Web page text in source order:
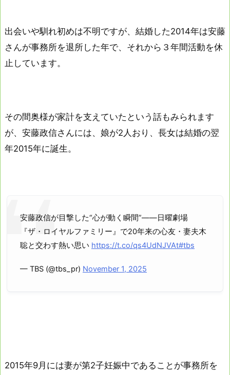
出会いや馴れ初めは不明ですが、結婚した2014年は安藤
さんが事務所を退所した年で、それから３年間活動を休
止しています。
その間奥様が家計を支えていたという話もみられます
が、安藤政信さんには、娘が2人おり、長女は結婚の翌
年2015年に誕生。
安藤政信が目撃した“心が動く瞬間”――日曜劇場
『ザ・ロイヤルファミリー』で20年来の心友・妻夫木
聡と交わす熱い思い https://t.co/qs4UdNJVAt#tbs
— TBS (@tbs_pr) November 1, 2025
2015年9月には妻が第2子妊娠中であることが事務所を